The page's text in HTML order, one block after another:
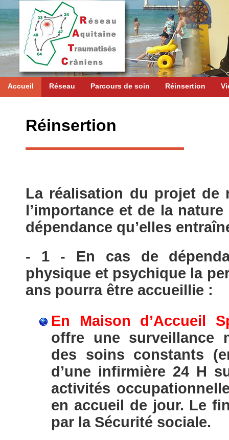
Accueil Réseau Parcours de soin Réinsertion
Réinsertion
La réalisation du projet de
l’importance et de la
dépendance qu’elles
- 1 - En cas de
physique et psychique la
ans pourra être accueillie :
En Maison d’Accueil
offre une surveillance
des soins constants
d’une infirmière 24 H
activités
en accueil de jour. Le
par la Sécurité sociale.